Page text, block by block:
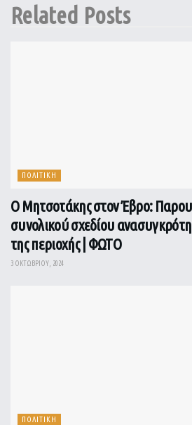
Related Posts
ΠΟΛΙΤΙΚΗ
Ο Μητσοτάκης στον Έβρο:
συνολικού σχεδίου
της περιοχής | ΦΩΤΟ
3 ΟΚΤΩΒΡΊΟΥ, 2024
ΠΟΛΙΤΙΚΗ